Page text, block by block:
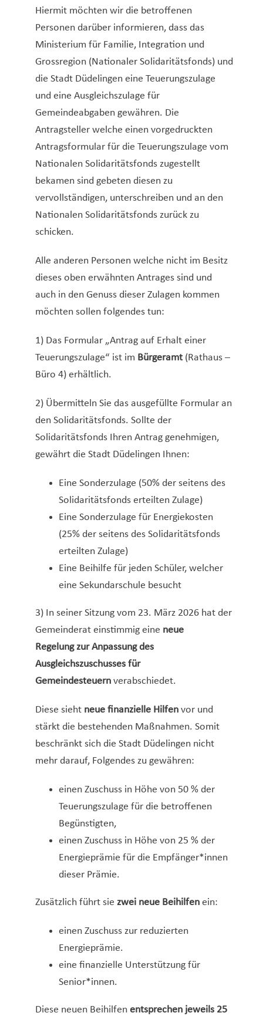
Hiermit möchten wir die betroffenen
Personen darüber informieren, dass das
Ministerium für Familie, Integration und
Grossregion (Nationaler Solidaritätsfonds) und
die Stadt Düdelingen eine Teuerungszulage
und eine Ausgleichszulage für
Gemeindeabgaben gewähren. Die
Antragsteller welche einen vorgedruckten
Antragsformular für die Teuerungszulage vom
Nationalen Solidaritätsfonds zugestellt
bekamen sind gebeten diesen zu
vervollständigen, unterschreiben und an den
Nationalen Solidaritätsfonds zurück zu
schicken.
Alle anderen Personen welche nicht im Besitz
dieses oben erwähnten Antrages sind und
auch in den Genuss dieser Zulagen kommen
möchten sollen folgendes tun:
1) Das Formular „Antrag auf Erhalt einer
Teuerungszulage“ ist im Bürgeramt(Rathaus –
Büro 4) erhältlich.
2) Übermitteln Sie das ausgefüllte Formular an
den Solidaritätsfonds. Sollte der
Solidaritätsfonds Ihren Antrag genehmigen,
gewährt die Stadt Düdelingen Ihnen:
Eine Sonderzulage (50% der seitens des
Solidaritätsfonds erteilten Zulage)
Eine Sonderzulage für Energiekosten
(25% der seitens des Solidaritätsfonds
erteilten Zulage)
Eine Beihilfe für jeden Schüler, welcher
eine Sekundarschule besucht
3) In seiner Sitzung vom 23. März 2026 hat der
Gemeinderat einstimmig eine neue
Regelungzur Anpassung des
Ausgleichszuschusses für
Gemeindesteuernverabschiedet.
Diese sieht neue finanzielle Hilfenvor und
stärkt die bestehenden Maßnahmen. Somit
beschränkt sich die Stadt Düdelingen nicht
mehr darauf, Folgendes zu gewähren:
einen Zuschuss in Höhe von 50 % der
Teuerungszulage für die betroffenen
Begünstigten,
einen Zuschuss in Höhe von 25 % der
Energieprämie für die Empfänger*innen
dieser Prämie.
Zusätzlich führt sie zwei neue Beihilfenein:
einen Zuschuss zur reduzierten
Energieprämie.
eine finanzielle Unterstützung für
Senior*innen.
Diese neuen Beihilfen entsprechen jeweils 25